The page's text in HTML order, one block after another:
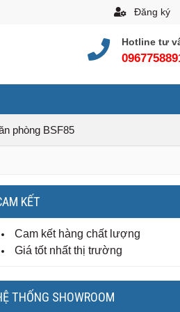
Đăng ký
Hotline tư
phòng BSF85
KẾT
Cam kết hàng chất lượng
Giá tốt nhất thị trường
THỐNG SHOWROOM